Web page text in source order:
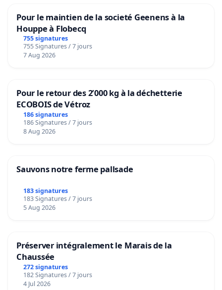
Pour le maintien de la societé Geenens à la
Houppe à Flobecq
755 signatures
755 Signatures / 7 jours
7 Aug 2026
Pour le retour des 2’000 kg à la déchetterie
ECOBOIS de Vétroz
186 signatures
186 Signatures / 7 jours
8 Aug 2026
Sauvons notre ferme pallsade
183 signatures
183 Signatures / 7 jours
5 Aug 2026
Préserver intégralement le Marais de la
Chaussée
272 signatures
182 Signatures / 7 jours
4 Jul 2026